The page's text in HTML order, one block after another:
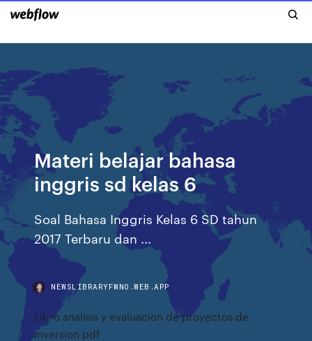
Materi belajar bahasa
inggris sd kelas 6
Soal Bahasa Inggris Kelas 6 SD tahun
2017 Terbaru dan ...
NEWSLIBRARYFWNO.WEB.APP
Libro analisis y evaluacion de proyectos de
inversion pdf